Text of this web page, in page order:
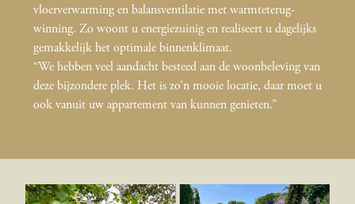
vloerverwarming en balansventilatie met warmte­terug­
winning. Zo woont u energiezuinig en realiseert u dagelijks
gemakkelijk het optimale binnenklimaat.
“We hebben veel aandacht besteed aan de woon­beleving van
deze bijzondere plek. Het is zo’n mooie locatie, daar moet u
ook vanuit uw appartement van kunnen genieten.”